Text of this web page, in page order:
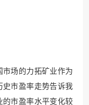
场的力拓矿业作为
史市盈率走势告诉我
的市盈率水平变化较